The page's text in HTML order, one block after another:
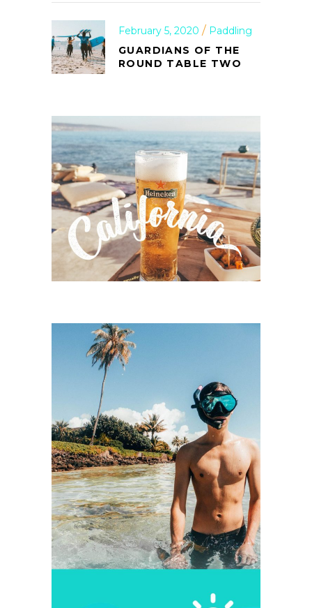
February 5, 2020
Paddling
GUARDIANS OF THE
ROUND TABLE TWO